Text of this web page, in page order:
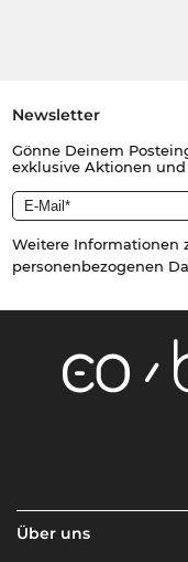
Newsletter
Gönne Deinem
exklusive Aktionen
Weitere Informationen
personenbezogenen
Über uns